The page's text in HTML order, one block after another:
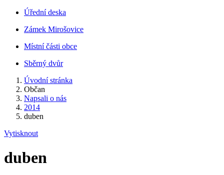
Úřední deska
Zámek Mirošovice
Místní části obce
Sběrný dvůr
Úvodní stránka
Občan
Napsali o nás
2014
duben
Vytisknout
duben